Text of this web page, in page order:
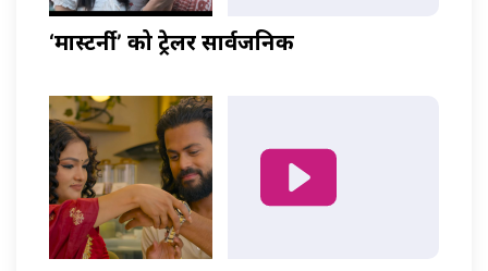
‘मास्टर्नी’ को ट्रेलर सार्वजनिक